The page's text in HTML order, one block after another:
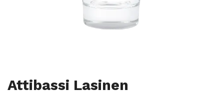
Attibassi Lasinen